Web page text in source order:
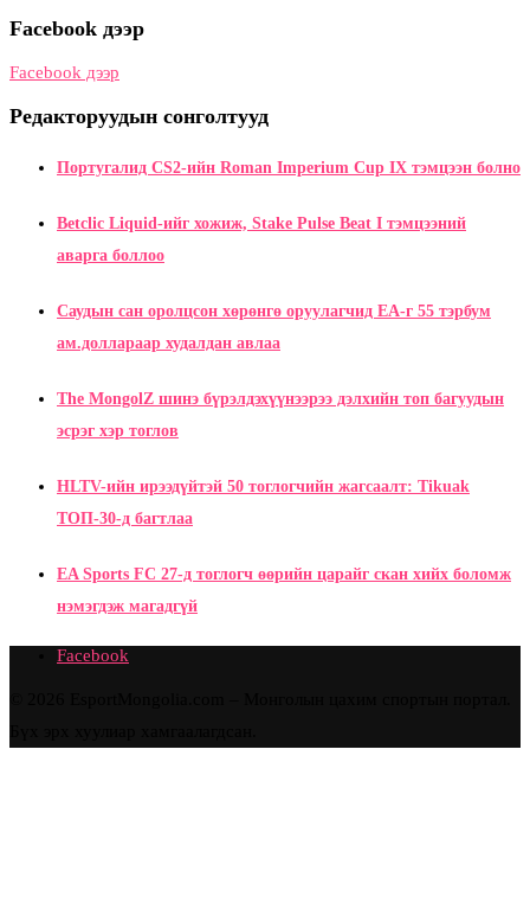
Facebook дээр
Facebook дээр
Редакторуудын сонголтууд
Португалид CS2-ийн Roman Imperium Cup IX тэмцээн болно
Betclic Liquid-ийг хожиж, Stake Pulse Beat I тэмцээний
аварга боллоо
Саудын сан оролцсон хөрөнгө оруулагчид EA-г 55 тэрбум
ам.доллараар худалдан авлаа
The MongolZ шинэ бүрэлдэхүүнээрээ дэлхийн топ багуудын
эсрэг хэр тоглов
HLTV-ийн ирээдүйтэй 50 тоглогчийн жагсаалт: Tikuak
ТОП-30-д багтлаа
EA Sports FC 27-д тоглогч өөрийн царайг скан хийх боломж
нэмэгдэж магадгүй
Facebook